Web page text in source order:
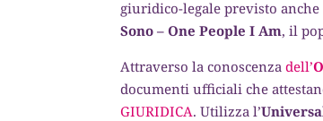
giuridico-legale previsto
Sono – One People I Am, il
Attraverso la conoscenzadell’
documenti ufficiali che
GIURIDICA. Utilizza l’